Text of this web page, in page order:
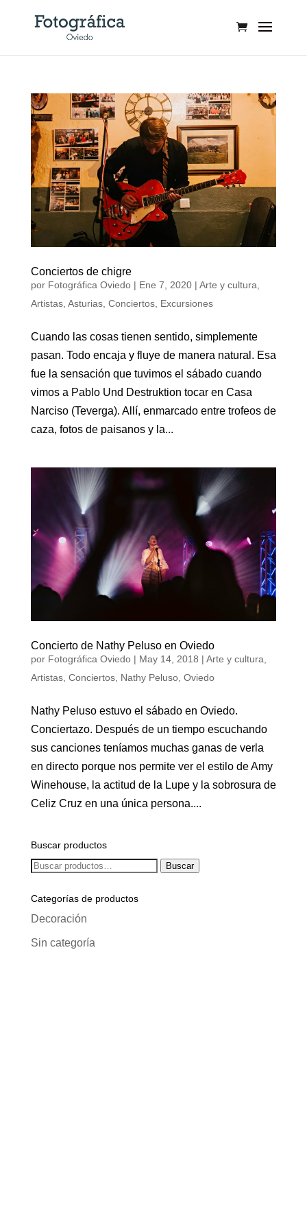
Conciertos de chigre
por Fotográfica Oviedo| Ene 7, 2020| Arte y cultura
Artistas, Asturias, Conciertos, Excursiones
Cuando las cosas tienen sentido, simplemente
pasan. Todo encaja y fluye de manera natural. Esa
fue la sensación que tuvimos el sábado cuando
vimos a Pablo Und Destruktion tocar en Casa
Narciso (Teverga). Allí, enmarcado entre trofeos de
caza, fotos de paisanos y la...
Concierto de Nathy Peluso en Oviedo
por Fotográfica Oviedo| May 14, 2018 | Arte y cultura
Artistas, Conciertos, Nathy Peluso, Oviedo
Nathy Peluso estuvo el sábado en Oviedo.
Conciertazo. Después de un tiempo escuchando
sus canciones teníamos muchas ganas de verla
en directo porque nos permite ver el estilo de Amy
Winehouse, la actitud de la Lupe y la sobrosura de
Celiz Cruz en una única persona....
Buscar productos
Buscar
Buscar
Categorías de productos
Decoración
Sin categoría